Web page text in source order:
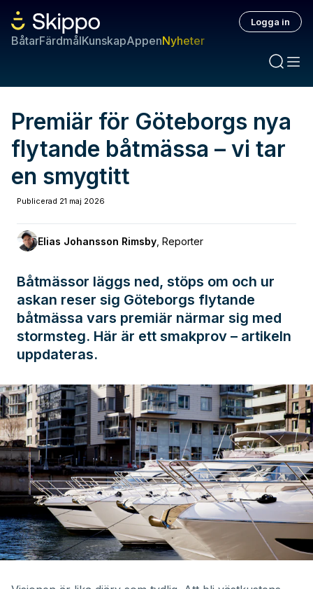
BåtarFärdmålKunskapAppenNyheter
Logga in
Premiär för Göteborgs nya
flytande båtmässa – vi tar
en smygtitt
Publicerad 21 maj 2026
Elias Johansson Rimsby Reporter
Båtmässor läggs ned, stöps om och ur
askan reser sig Göteborgs flytande
båtmässa vars premiär närmar sig med
stormsteg. Här är ett smakprov – artikeln
uppdateras.